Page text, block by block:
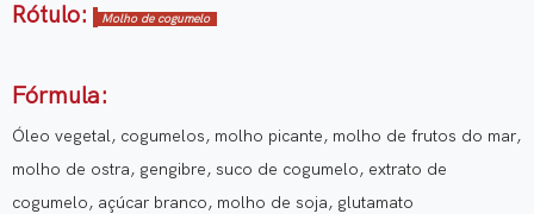
Rótulo: Molho de cogumelo
Fórmula:
Óleo vegetal, cogumelos, molho picante, molho de frutos do mar,
molho de ostra, gengibre, suco de cogumelo, extrato de
cogumelo, açúcar branco, molho de soja, glutamato